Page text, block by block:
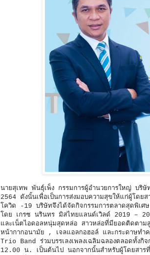
นายสุเทพ พันธุ์เพ็ง กรรมการผู้อำนวยการใหญ่ บริ
2564 ดังนั้นเพื่อเป็นการส่งมอบความสุขให้แก่ผู้โด
โควิด -19 บริษัทจึงได้จัดกิจกรรมการตลาดสุดพิเ
โดย เกรซ นรินทร มิสไทยแลนด์เวิลด์ 2019
และเน็ตไอดอลหนุ่มสุดหล่อ สาวหล่อที่มียอดติดตา
หน้ากากอนามัย , เจลแอลกอฮอล์ และกระดาษ
Trio Band ร่วมบรรเลงเพลงเฉลิมฉลองตลอดทั้
12.00 น. เป็นต้นไป นอกจากนั้นสำหรับผู้โดยสารที่